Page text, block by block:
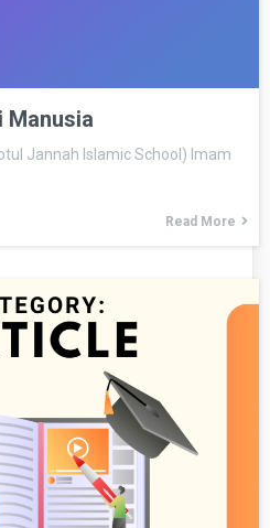
Manusia
Jannah Islamic School) Imam
Read More